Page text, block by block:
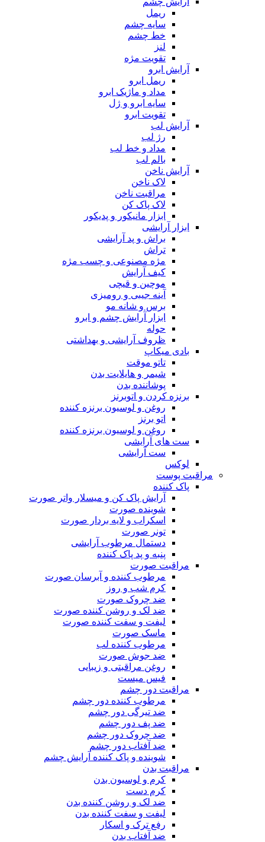
ریمل
سایه چشم
خط چشم
لنز
تقویت مژه
آرایش ابرو
ریمل ابرو
مداد و ماژیک ابرو
سایه ابرو و ژل
تقویت ابرو
آرایش لب
رژ لب
مداد و خط لب
بالم لب
آرایش ناخن
لاک ناخن
مراقبت ناخن
لاک پاک کن
ابزار مانیکور و پدیکور
ابزار آرایشی
براش و پد آرایشی
تراش
مژه مصنوعی و چسب مژه
کیف آرایش
موچین و قیچی
آینه جیبی و رومیزی
برس و شانه مو
ابزار آرایش چشم و ابرو
حوله
ظروف آرایشی و بهداشتی
بادی میکاپ
تاتو موقت
شیمر و هایلایت بدن
پوشاننده بدن
برنزه کردن و اتوبرنز
روغن و لوسیون برنزه کننده
اتو برنز
روغن و لوسیون برنزه کننده
ست های آرایشی
ست آرایشی
لوکس
مراقبت پوست
پاک کننده
آرایش پاک کن و میسلار واتر صورت
شوینده صورت
اسکراب و لایه بردار صورت
تونر صورت
دستمال مرطوب آرایشی
پنبه و پد پاک کننده
مراقبت صورت
مرطوب کننده و آبرسان صورت
کرم شب و روز
ضد چروک صورت
ضد لک و روشن کننده صورت
لیفت و سفت کننده صورت
ماسک صورت
مرطوب کننده لب
ضد جوش صورت
روغن مراقبتی و زیبایی
فیس میست
مراقبت دور چشم
مرطوب کننده دور چشم
ضد تیرگی دور چشم
ضد پف دور چشم
ضد چروک دور چشم
ضد آفتاب دور چشم
شوینده و پاک کننده آرایش چشم
مراقبت بدن
کرم و لوسیون بدن
کرم دست
ضد لک و روشن کننده بدن
لیفت و سفت کننده بدن
رفع ترک و اسکار
ضد آفتاب بدن